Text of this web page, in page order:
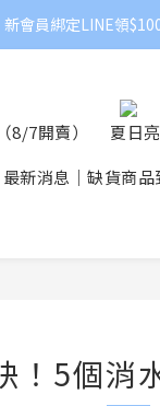
新會員綁定LINE領
7開賣）
夏日
最新消息｜缺貨商品
！5個消